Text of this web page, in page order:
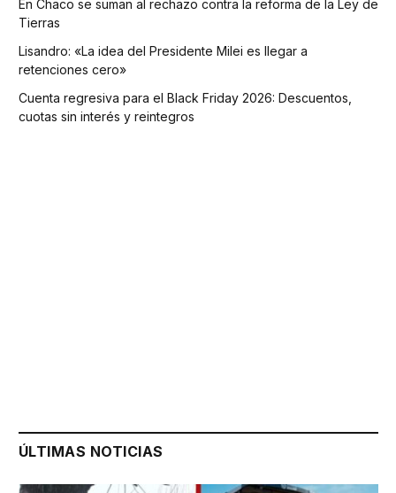
En Chaco se suman al rechazo contra la reforma de la Ley de
Tierras
Lisandro: «La idea del Presidente Milei es llegar a
retenciones cero»
Cuenta regresiva para el Black Friday 2026: Descuentos,
cuotas sin interés y reintegros
ÚLTIMAS NOTICIAS